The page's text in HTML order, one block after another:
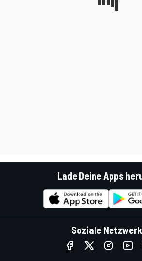
Lade Deine Apps
Soziale